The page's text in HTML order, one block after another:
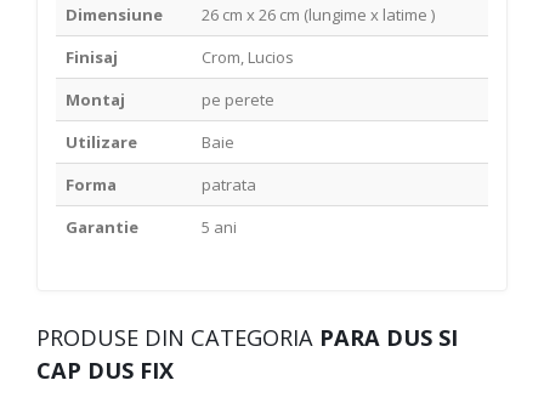
Dimensiune
26 cm x 26 cm (lungime x latime )
Finisaj
Crom, Lucios
Montaj
pe perete
Utilizare
Baie
Forma
patrata
Garantie
5 ani
PRODUSE DIN CATEGORIA PARA DUS SI
CAP DUS FIX